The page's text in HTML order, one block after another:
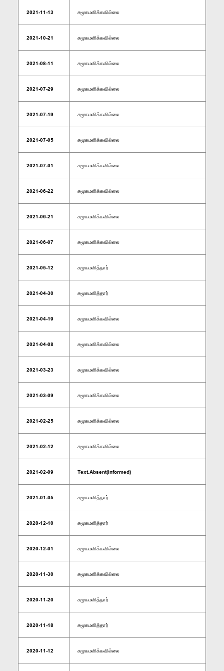
2021-11-13 சமூகமளிக்கவில்லை
2021-10-21 சமூகமளிக்கவில்லை
2021-08-11 சமூகமளிக்கவில்லை
2021-07-29 சமூகமளிக்கவில்லை
2021-07-19 சமூகமளிக்கவில்லை
2021-07-05 சமூகமளிக்கவில்லை
2021-07-01 சமூகமளிக்கவில்லை
2021-06-22 சமூகமளிக்கவில்லை
2021-06-21 சமூகமளிக்கவில்லை
2021-06-07 சமூகமளிக்கவில்லை
2021-05-12 சமூகமளித்தார்
2021-04-30 சமூகமளித்தார்
2021-04-19 சமூகமளிக்கவில்லை
2021-04-08 சமூகமளிக்கவில்லை
2021-03-23 சமூகமளிக்கவில்லை
2021-03-09 சமூகமளிக்கவில்லை
2021-02-25 சமூகமளிக்கவில்லை
2021-02-12 சமூகமளிக்கவில்லை
2021-02-09 Text.Absent(Informed)
2021-01-05 சமூகமளித்தார்
2020-12-10 சமூகமளித்தார்
2020-12-01 சமூகமளிக்கவில்லை
2020-11-30 சமூகமளிக்கவில்லை
2020-11-20 சமூகமளித்தார்
2020-11-18 சமூகமளித்தார்
2020-11-12 சமூகமளிக்கவில்லை